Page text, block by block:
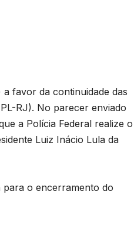
favor da continuidade das
RJ). No parecer enviado
a Polícia Federal realize o
Luiz Inácio Lula da
para o encerramento do